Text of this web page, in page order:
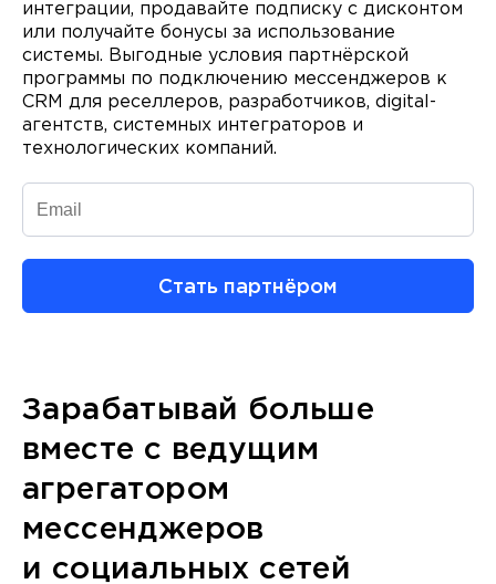
интеграции, продавайте подписку с дисконтом
или получайте бонусы за использование
системы. Выгодные условия партнёрской
программы по подключению мессенджеров к
CRM для реселлеров, разработчиков, digital-
агентств, системных интеграторов и
технологических компаний.
Стать партнёром
Зарабатывай больше
вместе с ведущим
агрегатором
мессенджеров
и социальных сетей